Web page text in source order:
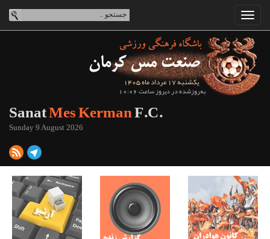
یکشنبه 17 مرداد ماه 1405
به‌روزشده در دیروز ساعت 10:06
SanatMes KermanF.C.
Sunday 9 August 2026